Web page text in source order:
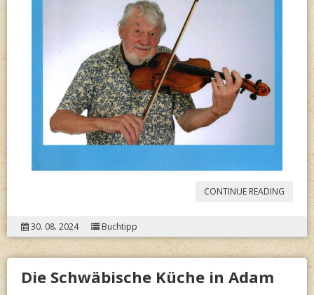
CONTINUE READING
LIEDER
30. 08. 2024 Buchtipp
Die Schwäbische Küche in Adam